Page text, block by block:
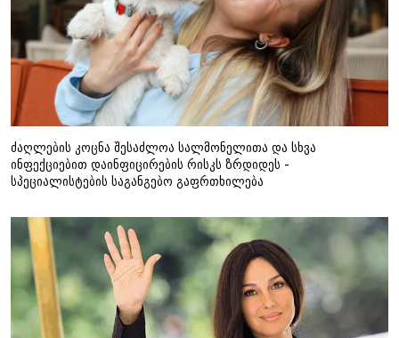
ძაღლების კოცნა შესაძლოა სალმონელითა და სხვა
ინფექციებით დაინფიცირების რისკს ზრდიდეს -
სპეციალისტების საგანგებო გაფრთხილება